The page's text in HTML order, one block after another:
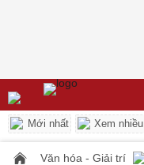
Mới nhất Xem nhiều
Văn hóa - Giải trí